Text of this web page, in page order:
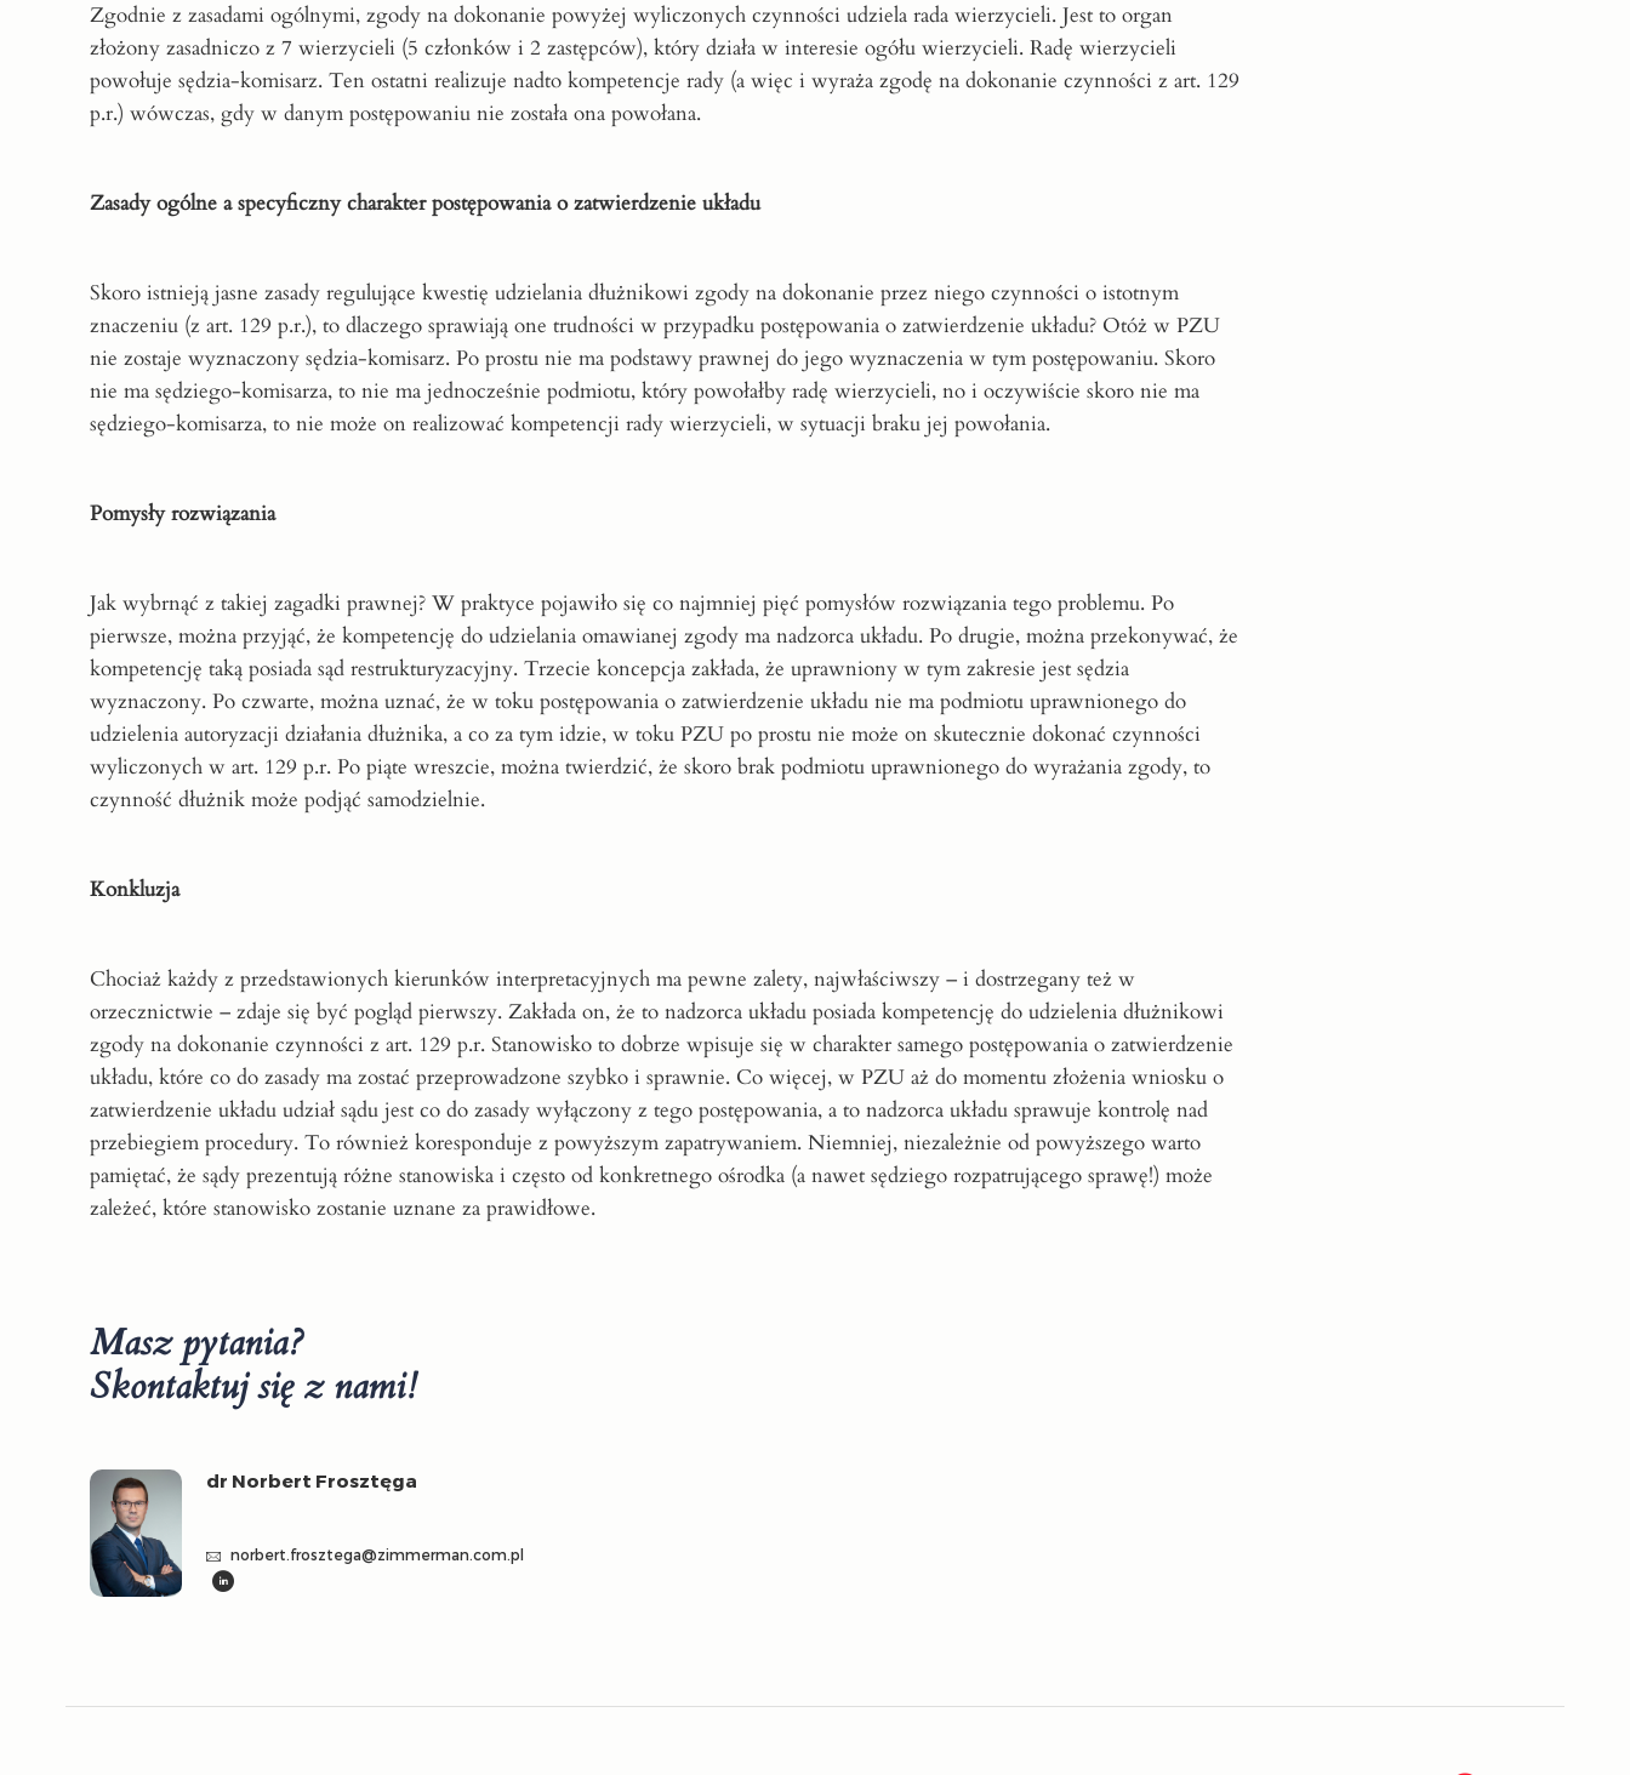
Zgodnie z zasadami ogólnymi, zgody na dokonanie powyżej wyliczonych czynności udziela rada wierzycieli. Jest to organ
złożony zasadniczo z 7 wierzycieli (5 członków i 2 zastępców), który działa w interesie ogółu wierzycieli. Radę wierzycieli
powołuje sędzia-komisarz. Ten ostatni realizuje nadto kompetencje rady (a więc i wyraża zgodę na dokonanie czynności z art. 129
p.r.) wówczas, gdy w danym postępowaniu nie została ona powołana.
Zasady ogólne a specyficzny charakter postępowania o zatwierdzenie układu
Skoro istnieją jasne zasady regulujące kwestię udzielania dłużnikowi zgody na dokonanie przez niego czynności o istotnym
znaczeniu (z art. 129 p.r.), to dlaczego sprawiają one trudności w przypadku postępowania o zatwierdzenie układu? Otóż w PZU
nie zostaje wyznaczony sędzia-komisarz. Po prostu nie ma podstawy prawnej do jego wyznaczenia w tym postępowaniu. Skoro
nie ma sędziego-komisarza, to nie ma jednocześnie podmiotu, który powołałby radę wierzycieli, no i oczywiście skoro nie ma
sędziego-komisarza, to nie może on realizować kompetencji rady wierzycieli, w sytuacji braku jej powołania.
Pomysły rozwiązania
Jak wybrnąć z takiej zagadki prawnej? W praktyce pojawiło się co najmniej pięć pomysłów rozwiązania tego problemu. Po
pierwsze, można przyjąć, że kompetencję do udzielania omawianej zgody ma nadzorca układu. Po drugie, można przekonywać, że
kompetencję taką posiada sąd restrukturyzacyjny. Trzecie koncepcja zakłada, że uprawniony w tym zakresie jest sędzia
wyznaczony. Po czwarte, można uznać, że w toku postępowania o zatwierdzenie układu nie ma podmiotu uprawnionego do
udzielenia autoryzacji działania dłużnika, a co za tym idzie, w toku PZU po prostu nie może on skutecznie dokonać czynności
wyliczonych w art. 129 p.r. Po piąte wreszcie, można twierdzić, że skoro brak podmiotu uprawnionego do wyrażania zgody, to
czynność dłużnik może podjąć samodzielnie.
Konkluzja
Chociaż każdy z przedstawionych kierunków interpretacyjnych ma pewne zalety, najwłaściwszy – i dostrzegany też w
orzecznictwie – zdaje się być pogląd pierwszy. Zakłada on, że to nadzorca układu posiada kompetencję do udzielenia dłużnikowi
zgody na dokonanie czynności z art. 129 p.r. Stanowisko to dobrze wpisuje się w charakter samego postępowania o zatwierdzenie
układu, które co do zasady ma zostać przeprowadzone szybko i sprawnie. Co więcej, w PZU aż do momentu złożenia wniosku o
zatwierdzenie układu udział sądu jest co do zasady wyłączony z tego postępowania, a to nadzorca układu sprawuje kontrolę nad
przebiegiem procedury. To również koresponduje z powyższym zapatrywaniem. Niemniej, niezależnie od powyższego warto
pamiętać, że sądy prezentują różne stanowiska i często od konkretnego ośrodka (a nawet sędziego rozpatrującego sprawę!) może
zależeć, które stanowisko zostanie uznane za prawidłowe.
Masz pytania?
Skontaktuj się z nami!
dr Norbert Frosztęga
norbert.frosztega@zimmerman.com.pl